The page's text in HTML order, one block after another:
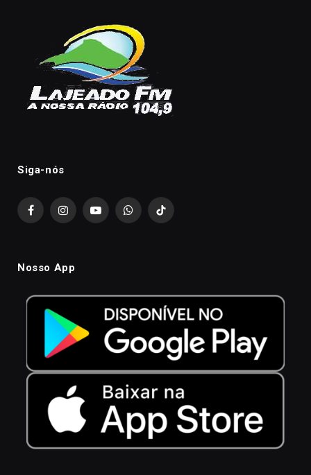
Siga-nós
FacebookInstagramYouTubeWhatsAppTikTok
Nosso App